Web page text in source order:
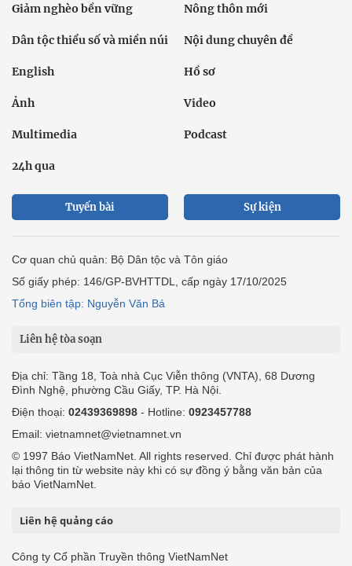
Giảm nghèo bền vững Nông thôn mới
Dân tộc thiểu số và miền núi Nội dung chuyên đề
English Hồ sơ
Ảnh Video
Multimedia Podcast
24h qua
Tuyến bài Sự kiện
Cơ quan chủ quản: Bộ Dân tộc và Tôn giáo
Số giấy phép: 146/GP-BVHTTDL, cấp ngày 17/10/2025
Tổng biên tập: Nguyễn Văn Bá
Liên hệ tòa soạn
Địa chỉ: Tầng 18, Toà nhà Cục Viễn thông (VNTA), 68 Dương
Đình Nghệ, phường Cầu Giấy, TP. Hà Nội.
Điện thoại: 02439369898 - Hotline: 0923457788
Email: vietnamnet@vietnamnet.vn
© 1997 Báo VietNamNet. All rights reserved. Chỉ được phát hành
lại thông tin từ website này khi có sự đồng ý bằng văn bản của
báo VietNamNet.
Liên hệ quảng cáo
Công ty Cổ phần Truyền thông VietNamNet